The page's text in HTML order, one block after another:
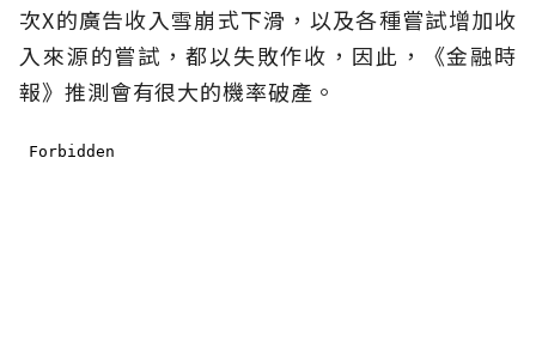
次X的廣告收入雪崩式下滑，以及各種嘗試增加收
入來源的嘗試，都以失敗作收，因此，《金融時
報》推測會有很大的機率破產。